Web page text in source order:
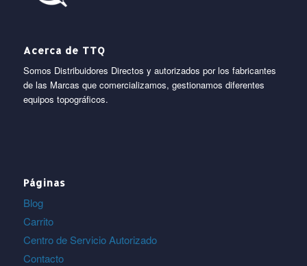
Acerca de TTQ
Somos Distribuidores Directos y autorizados por los fabricantes
de las Marcas que comercializamos, gestionamos diferentes
equipos topográficos.
Páginas
Blog
Carrito
Centro de Servicio Autorizado
Contacto